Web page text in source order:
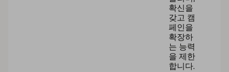
확신을
갖고 캠
페인을
확장하
는 능력
을 제한
합니다.